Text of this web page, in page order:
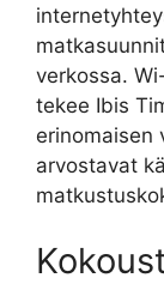
verkossa.
tekee Ibis
erinomaisen
arvostavat